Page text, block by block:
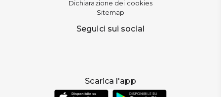
Dichiarazione dei cookies
Sitemap
Seguici sui social
Scarica l'app